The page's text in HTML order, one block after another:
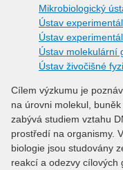
Mikrobiologický
Ústav
Ústav
Ústav molekulární
Ústav živočišné
Cílem výzkumu je
na úrovni molekul,
zabývá studiem vztahu
prostředí na organismy.
biologie jsou studovány
reakcí a odezvy cílových